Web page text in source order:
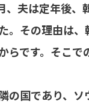
、夫は定年後、
。その理由は
らです。そこで
の国であり、